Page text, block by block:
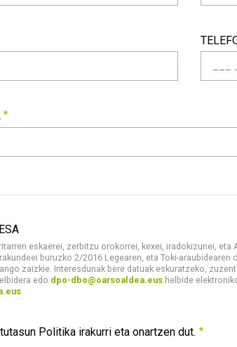
eskaerei, zerbitzu orokorrei, kexei, iradokizunei,
buruzko 2/2016 Legearen, eta Toki-
zaizkie. Interesdunak bere datuak eskuratzeko,
edo dpo-dbo@oarsoaldea.eus helbide
Politika irakurri eta onartzen dut.